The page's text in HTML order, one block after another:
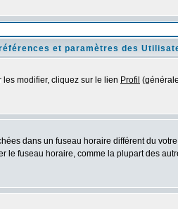
et paramètres des
modifier, cliquez sur le lien Profil
dans un fuseau horaire différent du
le fuseau horaire, comme la plupart des